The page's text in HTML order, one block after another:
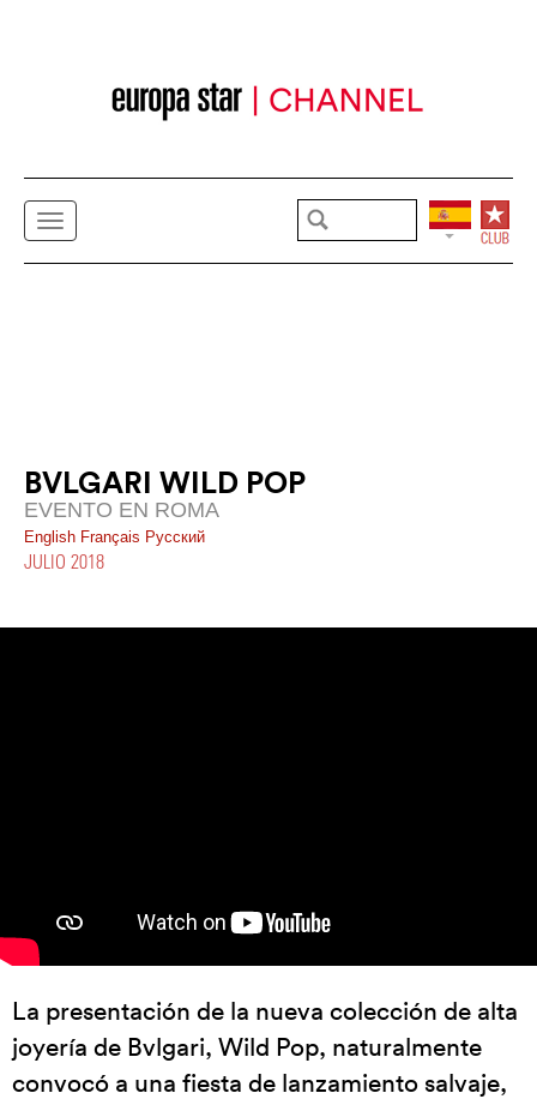
BVLGARI WILD POP
EVENTO EN ROMA
English Français Pусский
JULIO 2018
La presentación de la nueva colección de alta
joyería de Bvlgari, Wild Pop, naturalmente
convocó a una fiesta de lanzamiento salvaje,